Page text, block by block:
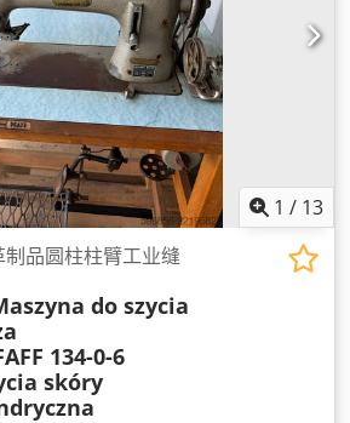
1 / 13
制品圆柱柱臂工业缝
do szycia
134-0-6
skóry